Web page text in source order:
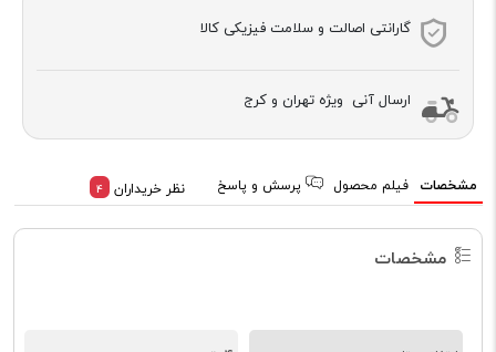
گارانتی اصالت و سلامت فیزیکی کالا
ارسال آنی ویژه تهران و کرج
مشخصات فیلم محصول پرسش و پاسخ نظر خریداران 4
مشخصات